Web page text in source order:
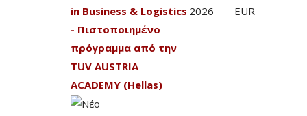
in Business & Logistics
- Πιστοποιημένο
πρόγραμμα από την
TUV AUSTRIA
ACADEMY (Hellas)
2026
EUR